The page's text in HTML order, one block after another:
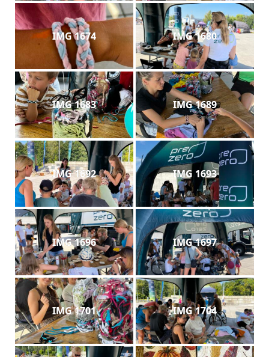
IMG 1674 IMG 1680
IMG 1683 IMG 1689
IMG 1692 IMG 1693
IMG 1696 IMG 1697
IMG 1701 IMG 1704